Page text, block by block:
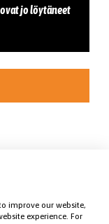
jo löytäneet
improve our website,
experience. For